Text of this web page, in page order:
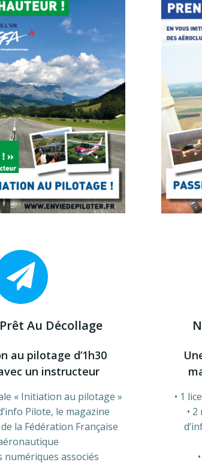
Au Décollage
au pilotage d’1h30
un instructeur
« Initiation au pilotage »
Pilote, le magazine
la Fédération Française
numériques associés
1
2